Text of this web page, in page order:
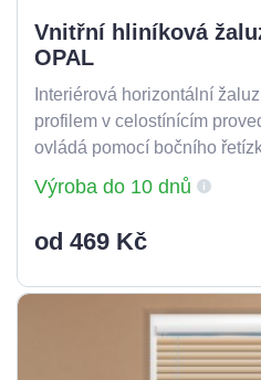
Vnitřní hliníková
OPAL
Interiérová horizontální
profilem v celostínícím
ovládá pomocí bočního
Výroba do 10 dnů
od 469 Kč